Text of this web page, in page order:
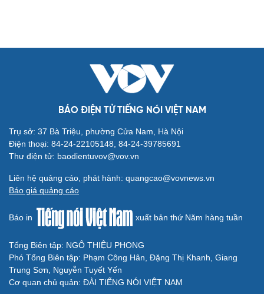
Cải chính
VOV.VN - Chủ tịch Quốc hội Trần Thanh Mẫn đề nghị tỉnh Bắc
Giang thực hiện sắp xếp đơn vị hành chính cấp huyện, cấp xã
trên địa bàn tỉnh gắn chặt với triển khai thực hiện Kế hoạch số 04,
ngày 13/11 của Ban Chỉ đạo Trung ương tổng kết việc thực hiện
Trụ sở: 37 Bà Triệu, phường Cửa Nam, Hà Nội
Điện thoại: 84-24-22105148, 84-24-39785691
Thư điện tử: baodientuvov@vov.vn